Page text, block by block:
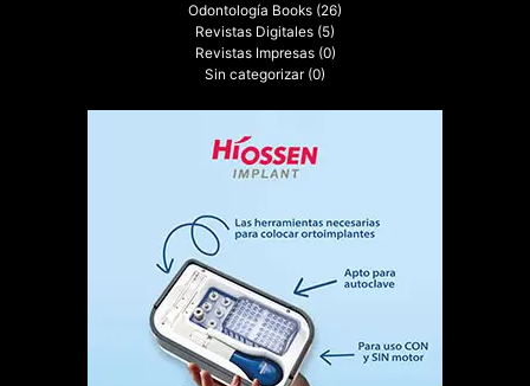
Odontología Books (26)
Revistas Digitales (5)
Revistas Impresas (0)
Sin categorizar (0)